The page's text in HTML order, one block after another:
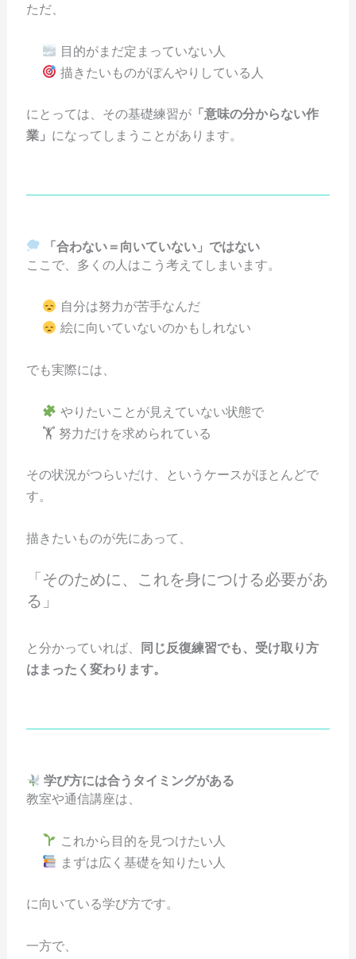
ただ、
目的がまだ定まっていない人
描きたいものがぼんやりしている人
にとっては、その基礎練習が「意味の分からない作
業」 になってしまうことがあります。
「合わない＝向いていない」ではない
ここで、多くの人はこう考えてしまいます。
自分は努力が苦手なんだ
絵に向いていないのかもしれない
でも実際には、
やりたいことが見えていない状態で
🏋️ 努力だけを求められている
その状況がつらいだけ、というケースがほとんどで
す。
描きたいものが先にあって、
「そのために、これを身につける必要があ
る」
と分かっていれば、
同じ反復練習でも、受け取り方
はまったく変わります。
学び方には合うタイミングがある
教室や通信講座は、
これから目的を見つけたい人
まずは広く基礎を知りたい人
に向いている学び方です。
一方で、